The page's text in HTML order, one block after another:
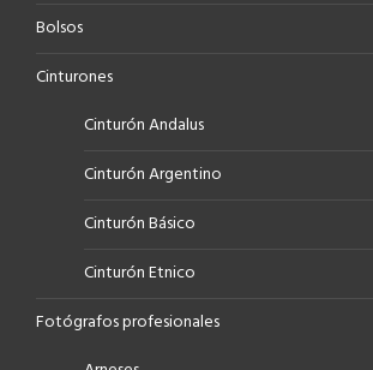
Bolsos
Cinturones
Cinturón Andalus
Cinturón Argentino
Cinturón Básico
Cinturón Etnico
Fotógrafos profesionales